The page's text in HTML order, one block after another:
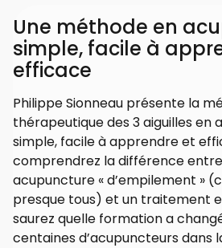
Une méthode en
simple, facile à
efficace
Philippe Sionneau présente la
thérapeutique des 3 aiguilles en
simple, facile à apprendre et
comprendrez la différence
acupuncture « d’empilement »
presque tous) et un traitement
saurez quelle formation a
centaines d’acupuncteurs dans